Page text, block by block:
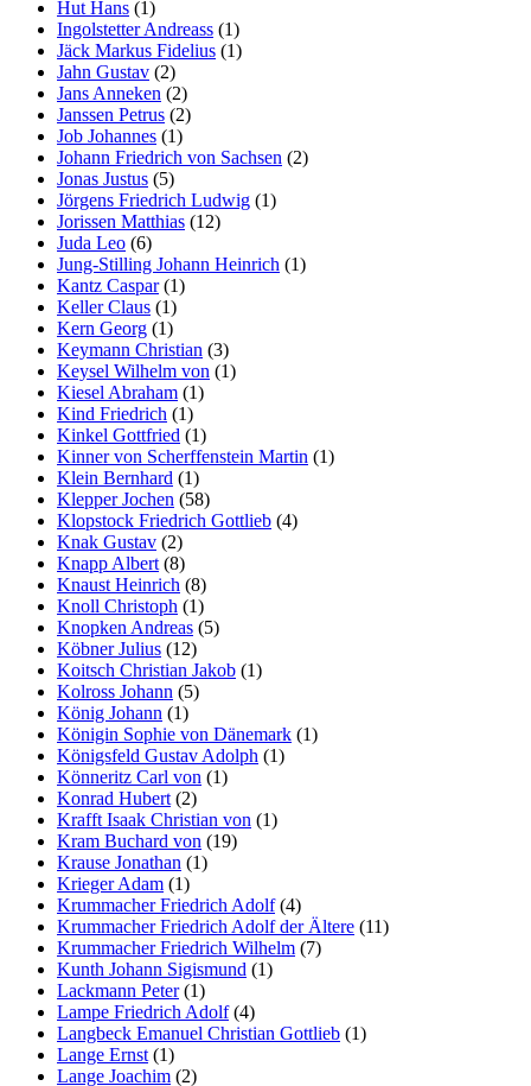
Hut Hans (1)
Ingolstetter Andreass (1)
Jäck Markus Fidelius (1)
Jahn Gustav (2)
Jans Anneken (2)
Janssen Petrus (2)
Job Johannes (1)
Johann Friedrich von Sachsen (2)
Jonas Justus (5)
Jörgens Friedrich Ludwig (1)
Jorissen Matthias (12)
Juda Leo (6)
Jung-Stilling Johann Heinrich (1)
Kantz Caspar(1)
Keller Claus (1)
Kern Georg (1)
Keymann Christian (3)
Keysel Wilhelm von (1)
Kiesel Abraham (1)
Kind Friedrich (1)
Kinkel Gottfried (1)
Kinner von Scherffenstein Martin (1)
Klein Bernhard (1)
Klepper Jochen (58)
Klopstock Friedrich Gottlieb (4)
Knak Gustav (2)
Knapp Albert (8)
Knaust Heinrich (8)
Knoll Christoph (1)
Knopken Andreas (5)
Köbner Julius (12)
Koitsch Christian Jakob (1)
Kolross Johann (5)
König Johann (1)
Königin Sophie von Dänemark (1)
Königsfeld Gustav Adolph (1)
Könneritz Carl von (1)
Konrad Hubert (2)
Krafft Isaak Christian von (1)
Kram Buchard von (19)
Krause Jonathan (1)
Krieger Adam (1)
Krummacher Friedrich Adolf(4)
Krummacher Friedrich Adolf der Ältere (11)
Krummacher Friedrich Wilhelm (7)
Kunth Johann Sigismund (1)
Lackmann Peter(1)
Lampe Friedrich Adolf(4)
Langbeck Emanuel Christian Gottlieb (1)
Lange Ernst (1)
Lange Joachim (2)